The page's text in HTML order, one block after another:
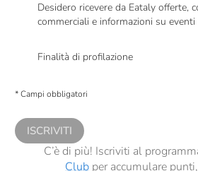
Desidero ricevere da Eataly offerte,
commerciali e informazioni su eventi
Finalità di profilazione
comunicazioni commerciali personalizzate, in
* Campi obbligatori
ISCRIVITI
C’è di più! Iscriviti al
Clubper accumulare punti,